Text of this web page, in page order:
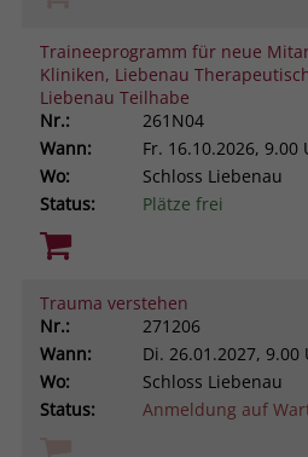
Traineeprogramm für neue
Kliniken, Liebenau
Liebenau Teilhabe
Nr.:
261N04
Wann:
Fr. 16.10.2026, 9.00
Wo:
Schloss Liebenau
Status:
Plätze frei
Trauma verstehen
Nr.:
271206
Wann:
Di. 26.01.2027, 9.00
Wo:
Schloss Liebenau
Status:
Anmeldung auf